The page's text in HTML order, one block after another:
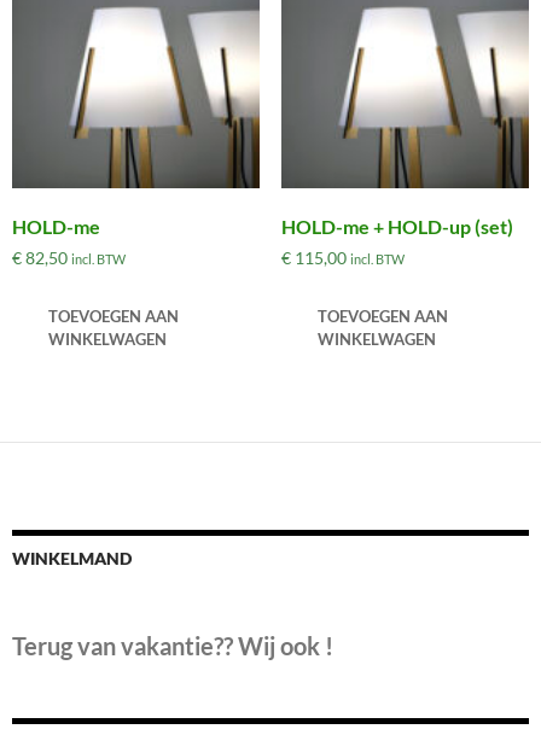
HOLD-me
€82,50 incl. BTW
TOEVOEGEN AAN
WINKELWAGEN
HOLD-me + HOLD-up (set)
€115,00 incl. BTW
TOEVOEGEN AAN
WINKELWAGEN
WINKELMAND
Terug van vakantie?? Wij ook !